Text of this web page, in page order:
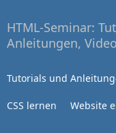
HTML-Seminar:
Anleitungen,
Tutorials und
CSS lernen Website